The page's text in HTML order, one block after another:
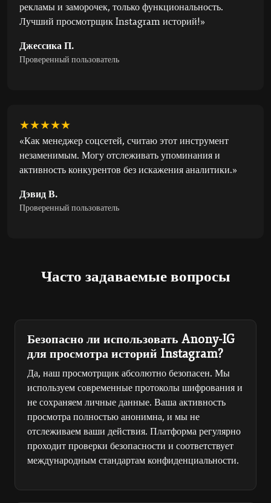
рекламы и заморочек, только функциональность.
Лучший просмотрщик Instagram историй!»
Джессика П.
Проверенный пользователь
★★★★★
«Как менеджер соцсетей, считаю этот инструмент
незаменимым. Могу отслеживать упоминания и
активность конкурентов без искажения аналитики.»
Дэвид В.
Проверенный пользователь
Часто задаваемые вопросы
Безопасно ли использовать Anony-IG
для просмотра историй Instagram?
Да, наш просмотрщик абсолютно безопасен. Мы
используем современные протоколы шифрования и
не сохраняем личные данные. Ваша активность
просмотра полностью анонимна, и мы не
отслеживаем ваши действия. Платформа регулярно
проходит проверки безопасности и соответствует
международным стандартам конфиденциальности.